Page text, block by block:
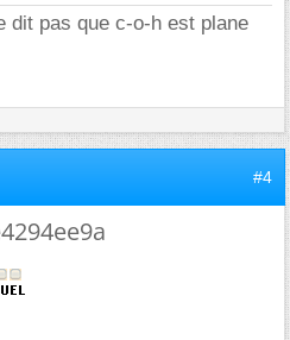
dit pas que c-o-h est plane
#4